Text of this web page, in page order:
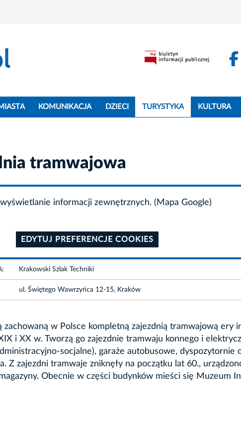
KOMUNIKACJA DZIECI TURYSTYKA KULTURA
tramwajowa
informacji zewnętrznych. (Mapa Google)
EDYTUJ PREFERENCJE COOKIES
Krakowski Szlak Techniki
ul. Świętego Wawrzyńca 12-15, Kraków
w Polsce kompletną zajezdnią tramwajową ery
i XX w. Tworzą go zajezdnie tramwaju konnego i
socjalne), garaże autobusowe, dyspozytornie
Z zajezdni tramwaje zniknęły na początku lat 60.,
Obecnie w części budynków mieści się Muzeum